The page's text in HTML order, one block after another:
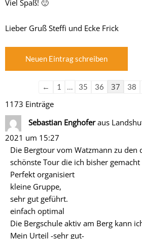
Viel Spaß! 🙂
Lieber Gruß Steffi und Ecke Frick
← 1 … 35 36 37 38
1173 Einträge
Sebastian Enghoferaus
2021 um 15:27
Die Bergtour vom Watzmann zu den
schönste Tour die ich bisher gemacht
Perfekt organisiert
kleine Gruppe,
sehr gut geführt.
einfach optimal
Die Bergschule aktiv am Berg kann
Mein Urteil -sehr gut-